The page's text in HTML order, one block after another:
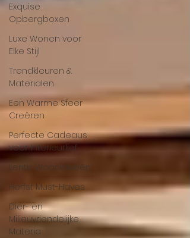
Exquise
Opbergboxen
Luxe Wonen voor
Elke Stijl
Trendkleuren &
Materialen
Een Warme Sfeer
Creëren
Perfecte Cadeaus
voor Interieurlief
Lente Woonideeën
Herfst Must-Haves
Dier- en
Milieuvriendelijke
Materia